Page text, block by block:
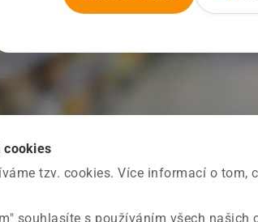
cookies
tzv. cookies. Více informací o tom,
souhlasíte s používáním všech našich